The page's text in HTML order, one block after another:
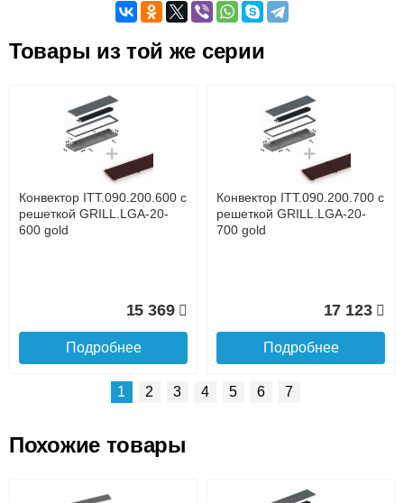
Оставьте отзыв
Доставка сантехники по Москве и Московской области
Наличный расчёт
Банковской картой на сайте в режиме реального
времени
Банковской картой при получении товара как при
доставке, так и самовывозом
Интернет-деньгами (Yandex-деньги, Web-money,
Qiwi-кошельки и другие).
Безналичный расчёт (возможно и с НДС)
Товары из той же серии
Конвектор ITT.090.200.600 с
решеткой GRILL.LGA-20-
600 gold
15 369
Подробнее
Конвектор ITT.090.200.700 с
решеткой GRILL.LGA-20-
700 gold
17 123
Подробнее
Конвектор ITT.090.200.1300 Конвектор ITT.090.200.1200
1 2 3 4 5 6 7
Похожие товары